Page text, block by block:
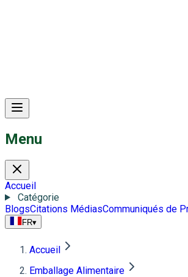
Menu
Accueil
Catégorie
BlogsCitations MédiasCommuniqués de
FR▾
Accueil
Emballage Alimentaire